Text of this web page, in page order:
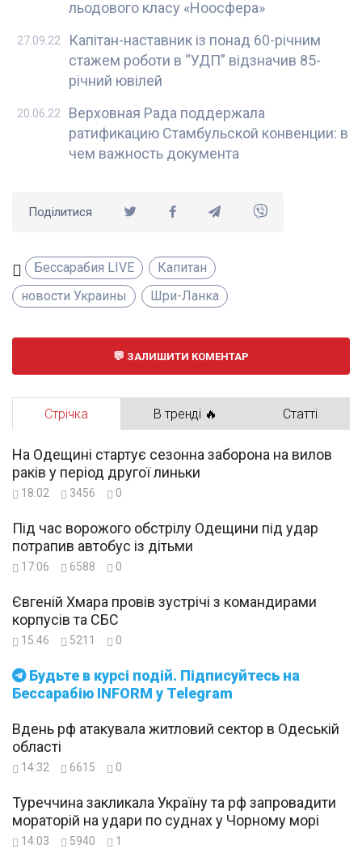
льодового класу «Ноосфера»
Капітан-наставник із понад 60-річним
стажем роботи в “УДП” відзначив 85-
річний ювілей
27.09.22
Верховная Рада поддержала
ратификацию Стамбульской конвенции: в
чем важность документа
20.06.22
Поділитися
Бессарабия LIVE
Капитан
новости Украины
Шри-Ланка
ЗАЛИШИТИ КОМЕНТАР
Стрічка В тренді 🔥 Статті
Будьте в курсі подій. Підписуйтесь на
Бессарабію INFORM у Telegram
На Одещині стартує сезонна заборона на вилов
раків у період другої линьки
18:02 3456 0
Під час ворожого обстрілу Одещини під удар
потрапив автобус із дітьми
17:06 6588 0
Євгеній Хмара провів зустрічі з командирами
корпусів та СБС
15:46 5211 0
Вдень рф атакувала житловий сектор в Одеській
області
14:32 6615 0
Туреччина закликала Україну та рф запровадити
мораторій на удари по суднах у Чорному морі
14:03 5940 1